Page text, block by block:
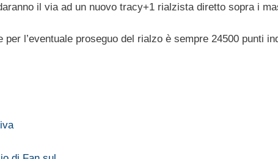
il via ad un nuovo tracy+1 rialzista diretto sopra i
l’eventuale proseguo del rialzo è sempre 24500 punti